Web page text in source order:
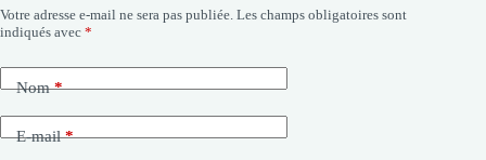
Votre adresse e-mail ne sera pas publiée. Les champs obligatoires sont
indiqués avec *
Nom*
E-mail*